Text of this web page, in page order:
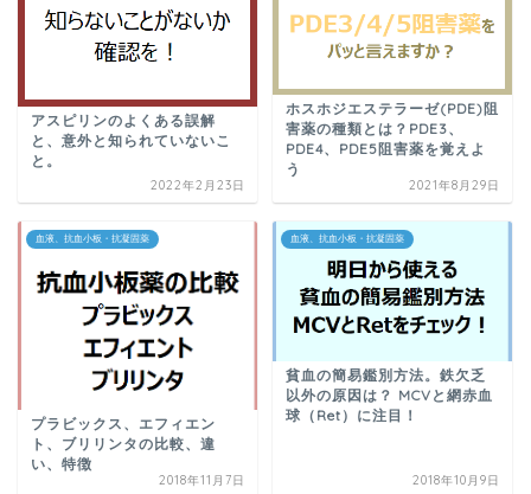
アスピリンのよくある誤解
と、意外と知られていないこ
と。
2022年2月23日
ホスホジエステラーゼ(PDE)阻
害薬の種類とは？PDE3、
PDE4、PDE5阻害薬を覚えよ
う
2021年8月29日
血液、抗血小板・抗凝固薬
プラビックス、エフィエン
ト、ブリリンタの比較、違
い、特徴
2018年11月7日
血液、抗血小板・抗凝固薬
貧血の簡易鑑別方法。鉄欠乏
以外の原因は？ MCVと網赤血
球（Ret）に注目！
2018年10月9日